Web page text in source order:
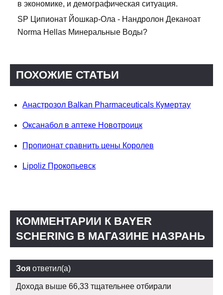
в экономике, и демографическая ситуация.
SP Ципионат Йошкар-Ола - Нандролон Деканоат
Norma Hellas Минеральные Воды?
ПОХОЖИЕ СТАТЬИ
Анастрозол Balkan Pharmaceuticals Кумертау
Оксанабол в аптеке Новотроицк
Пропионат сравнить цены Королев
Lipoliz Прокопьевск
КОММЕНТАРИИ К BAYER
SCHERING В МАГАЗИНЕ НАЗРАНЬ
Зоя ответил(а)
Дохода выше 66,33 тщательнее отбирали